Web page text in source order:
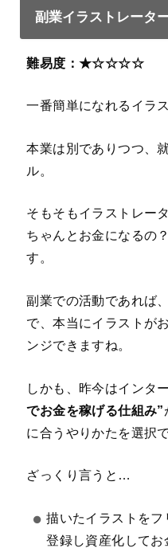
副業イラストレータ
難易度：★☆☆☆☆
一番簡単になれるイラ
本業は別でありつつ、
ル。
そもそもイラストレー
ちゃんとお金になるの
す。
副業での活動であれば
で、本当にイラストが
ンジできますね。
しかも、昨今はインタ
でお金を稼げる仕組み”
に合うやりかたを選択
ざっくり言うと…
描いたイラストをフ
登録し資産化してお